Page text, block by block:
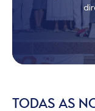
TODAS AS